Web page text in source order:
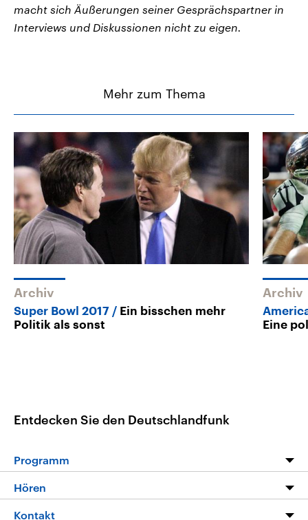
macht sich Äußerungen seiner Gesprächspartner in
Interviews und Diskussionen nicht zu eigen.
Mehr zum Thema
Archiv
Super Bowl 2017
Ein bisschen mehr
Politik als sonst
Archiv
Eine
Entdecken Sie den Deutschlandfunk
Programm
Hören
Livestream
Kontakt